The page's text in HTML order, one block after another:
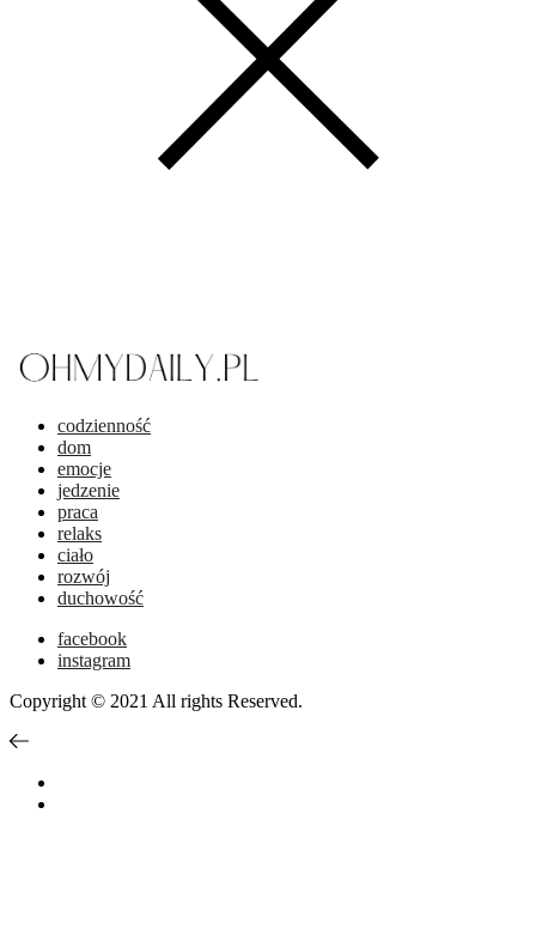
codzienność
dom
emocje
jedzenie
praca
relaks
ciało
rozwój
duchowość
facebook
instagram
Copyright © 2021 All rights Reserved.